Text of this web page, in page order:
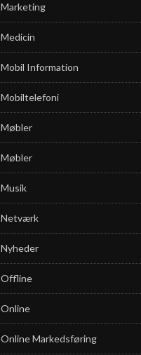
Marketing
Medicin
Mobil Information
Mobiltelefoni
Møbler
Møbler
Musik
Netværk
Nyheder
Offline
Online
Online Markedsføring